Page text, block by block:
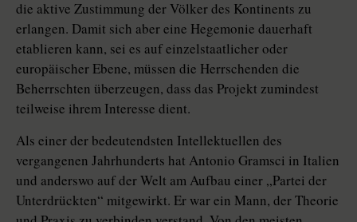
die aktive Zustimmung der Völker des Kontinents zu
erlangen. Damit sich aber eine Hegemonie dauerhaft
etablieren kann, sei es auf einzelstaatlicher oder
europäischer Ebene, müssen die Herrschenden die
Beherrschten überzeugen, dass das Projekt zumindest
teilweise ihrem Interesse dient.
Als einer der bedeutendsten Intellektuellen des
vergangenen Jahrhunderts hat Antonio Gramsci in Italien
und anderswo auf der Welt am Aufbau einer „Partei der
Unterdrückten“ mitgewirkt. Er war ein Mann, der Theorie